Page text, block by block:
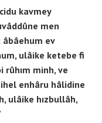
kavmey
men
ev
ulâike ketebe fi
minh, ve
enhâru hâlidine
ulâike hızbullâh,